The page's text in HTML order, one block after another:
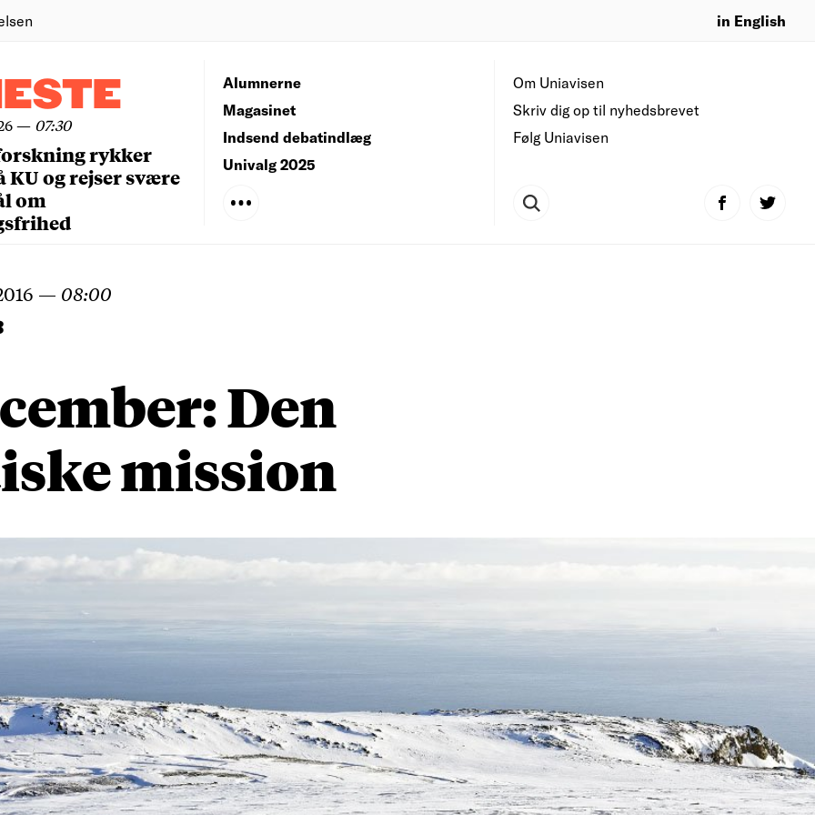
in English
— 07:30
rykker
KU og rejser svære
om
Om Uniavisen
Skriv dig op til nyhedsbrevet
Følg Uniavisen
Alumnerne
Magasinet
Indsend debatindlæg
Univalg 2025
— 08:00
Den
mission